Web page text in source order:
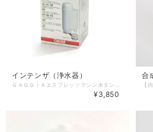
インテンザ（浄水器）
¥3,850
合